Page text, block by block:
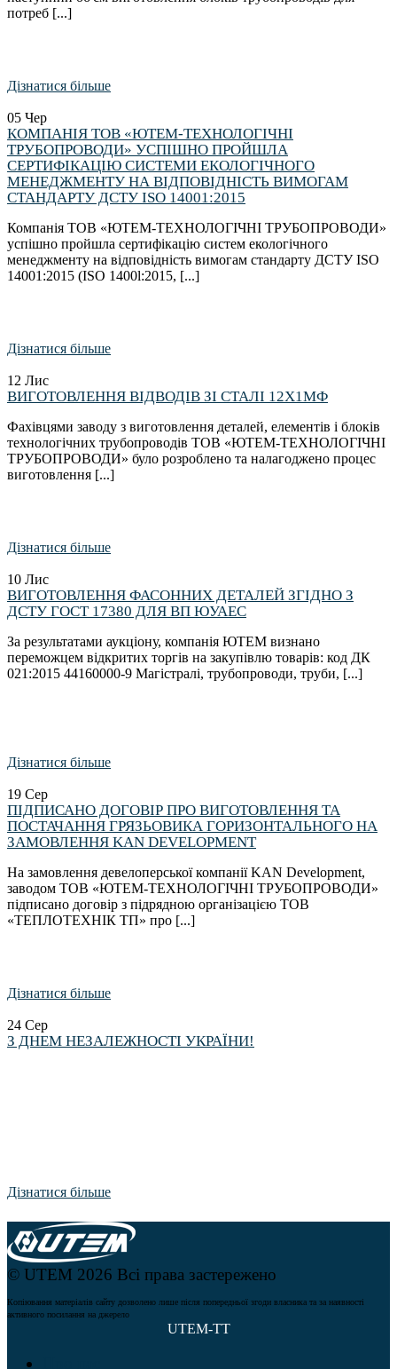
потреб [...]
Дізнатися більше
05 Чер
КОМПАНІЯ ТОВ «ЮТЕМ-ТЕХНОЛОГІЧНІ
ТРУБОПРОВОДИ» УСПІШНО ПРОЙШЛА
СЕРТИФІКАЦІЮ СИСТЕМИ ЕКОЛОГІЧНОГО
МЕНЕДЖМЕНТУ НА ВІДПОВІДНІСТЬ ВИМОГАМ
СТАНДАРТУ ДСТУ ISO 14001:2015
Компанія ТОВ «ЮТЕМ-ТЕХНОЛОГІЧНІ ТРУБОПРОВОДИ»
успішно пройшла сертифікацію систем екологічного
менеджменту на відповідність вимогам стандарту ДСТУ ISO
14001:2015 (ISO 1400l:2015, [...]
Дізнатися більше
12 Лис
ВИГОТОВЛЕННЯ ВІДВОДІВ ЗІ СТАЛІ 12Х1МФ
Фахівцями заводу з виготовлення деталей, елементів і блоків
технологічних трубопроводів ТОВ «ЮТЕМ-ТЕХНОЛОГІЧНІ
ТРУБОПРОВОДИ» було розроблено та налагоджено процес
виготовлення [...]
Дізнатися більше
10 Лис
ВИГОТОВЛЕННЯ ФАСОННИХ ДЕТАЛЕЙ ЗГІДНО З
ДСТУ ГОСТ 17380 ДЛЯ ВП ЮУАЕС
За результатами аукціону, компанія ЮТЕМ визнано
переможцем відкритих торгів на закупівлю товарів: код ДК
021:2015 44160000-9 Магістралі, трубопроводи, труби, [...]
Дізнатися більше
19 Сер
ПІДПИСАНО ДОГОВІР ПРО ВИГОТОВЛЕННЯ ТА
ПОСТАЧАННЯ ГРЯЗЬОВИКА ГОРИЗОНТАЛЬНОГО НА
ЗАМОВЛЕННЯ KAN DEVELOPMENT
На замовлення девелоперської компанії KAN Development,
заводом ТОВ «ЮТЕМ-ТЕХНОЛОГІЧНІ ТРУБОПРОВОДИ»
підписано договір з підрядною організацією ТОВ
«ТЕПЛОТЕХНІК ТП» про [...]
Дізнатися більше
24 Сер
З ДНЕМ НЕЗАЛЕЖНОСТІ УКРАЇНИ!
Дізнатися більше
© UTEM 2026 Всі права застережено
Копіювання матеріалів сайту дозволено лише після попередньої згоди власника та за наявності
активного посилання на джерело
UTEM-TT